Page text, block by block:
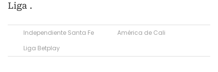
Liga .
Independiente Santa Fe
América de Cali
Liga Betplay